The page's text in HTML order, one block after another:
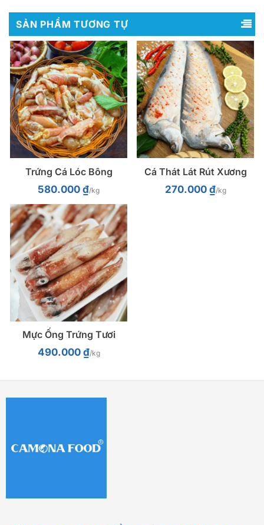
SẢN PHẨM TƯƠNG TỰ
Trứng Cá Lóc Bông
580.000 ₫/kg
Cá Thát Lát Rút Xương
270.000 ₫/kg
Mực Ống Trứng Tươi
490.000 ₫/kg